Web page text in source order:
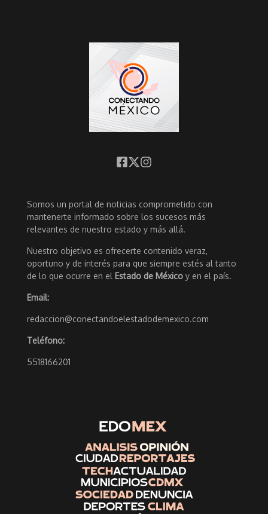
Somos un portal de noticias comprometido con
mantenerte informado sobre los sucesos más
relevantes de nuestro estado y más allá.
Nuestro objetivo es ofrecerte contenido veraz,
oportuno y de interés para que siempre estés al tanto
de lo que ocurre en el Estado de México y en el país.
Email:
redaccion@conectandoelestadodemexico.com
Teléfono:
5518166201